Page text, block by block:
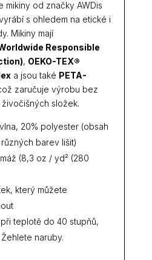
mikiny od značky AWDis
s ohledem na etické i
Mikiny mají
Responsible
, OEKO-TEX®
a jsou také PETA-
zaručuje výrobu bez
složek.
20% polyester (obsah
barev lišit)
(8,3 oz / yd² (280
který můžete
teplotě do 40 stupňů,
naruby.